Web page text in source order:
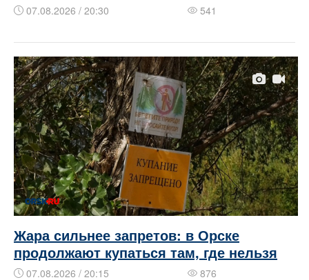
07.08.2026 / 20:30 541
Жара сильнее запретов: в Орске
продолжают купаться там, где нельзя
07.08.2026 / 20:15 876